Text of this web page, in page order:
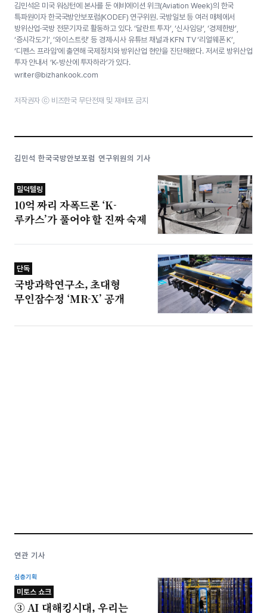
김민석은 미국 워싱턴에 본사를 둔 에비에이션 위크(Aviation Week)의 한국
특파원이자 한국국방안보포럼(KODEF) 연구위원. 국방일보 등 여러 매체에서
방위산업·국방 전문기자로 활동하고 있다. ‘달란트 투자’, ‘신사임당’, ‘경제한방’,
‘증시각도기’, ‘와이스트릿’ 등 경제·시사 유튜브 채널과 KFN TV ‘리얼웨폰 K’,
‘디펜스 프라임’에 출연해 국제정치와 방위산업 현안을 진단해왔다. 저서로 방위산업
투자 안내서 ‘K-방산에 투자하라’가 있다.
writer@bizhankook.com
저작권자 ⓒ 비즈한국 무단전재 및 재배포 금지
김민석 한국국방안보포럼 연구위원의 기사
밀덕텔링
10억 짜리 자폭드론 ‘K-
루카스’가 풀어야 할 진짜 숙제
단독
국방과학연구소, 초대형
무인잠수정 ‘MR-X’ 공개
연관 기사
심층기획
미토스 쇼크
③ AI 대해킹시대, 우리는